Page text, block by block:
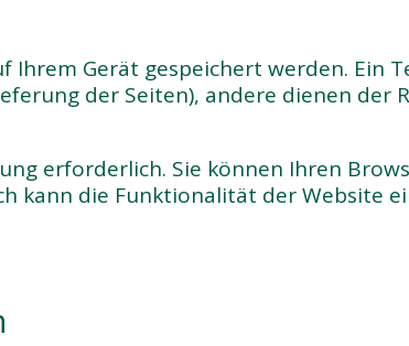
Ihrem Gerät gespeichert werden. Ein
der Seiten), andere dienen der
erforderlich. Sie können Ihren
kann die Funktionalität der Website